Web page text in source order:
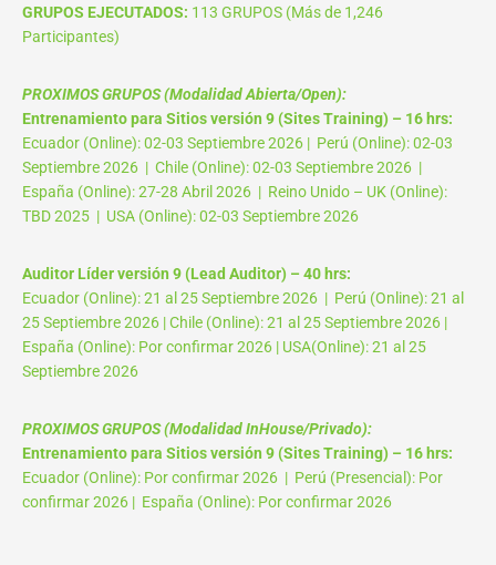
GRUPOS EJECUTADOS: 113 GRUPOS (Más de 1,246
Participantes)
PROXIMOS GRUPOS (Modalidad Abierta/Open):
Entrenamiento para Sitios versión 9 (Sites Training) – 16 hrs:
Ecuador (Online): 02-03 Septiembre 2026 | Perú (Online): 02-03
Septiembre 2026 | Chile (Online): 02-03 Septiembre 2026 |
España (Online): 27-28 Abril 2026 | Reino Unido – UK (Online):
TBD 2025 | USA (Online): 02-03 Septiembre 2026
Auditor Líder versión 9 (Lead Auditor) – 40 hrs:
Ecuador (Online): 21 al 25 Septiembre 2026 | Perú (Online): 21 al
25 Septiembre 2026 | Chile (Online): 21 al 25 Septiembre 2026 |
España (Online): Por confirmar 2026 | USA(Online): 21 al 25
Septiembre 2026
PROXIMOS GRUPOS (Modalidad InHouse/Privado):
Entrenamiento para Sitios versión 9 (Sites Training) – 16 hrs:
Ecuador (Online): Por confirmar 2026 | Perú (Presencial): Por
confirmar 2026 | España (Online): Por confirmar 2026